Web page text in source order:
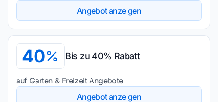
Angebot anzeigen
40 Bis zu 40% Rabatt
auf Garten & Freizeit Angebote
Angebot anzeigen